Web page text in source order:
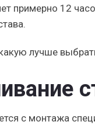
примерно 12
лучше
с монтажа